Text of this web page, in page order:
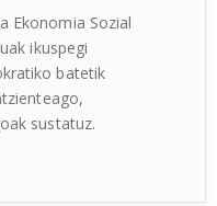
Ekonomia Sozial
ikuspegi
batetik
sustatuz.